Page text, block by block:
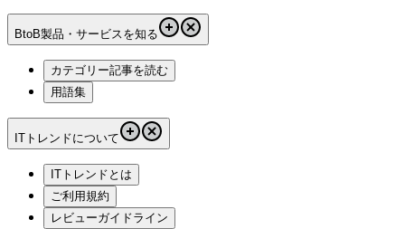
BtoB製品・サービスを知る
カテゴリー記事を読む
用語集
ITトレンドについて
ITトレンドとは
ご利用規約
レビューガイドライン